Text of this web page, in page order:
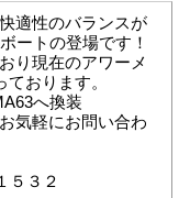
適性のバランスが
ートの登場です！
り現在のアワーメ
おります。
へ換装
気軽にお問い合わ
５３２